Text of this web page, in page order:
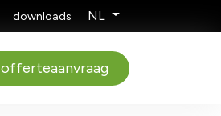
downloads NL
offerteaanvraag